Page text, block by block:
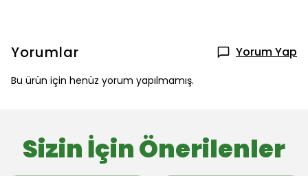
Yorumlar Yorum Yap
Bu ürün için henüz yorum yapılmamış.
Sizin İçin Önerilenler